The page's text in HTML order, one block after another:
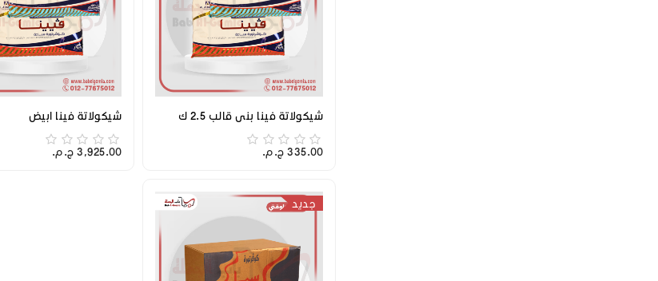
شيكولاتة فينا بني قالب 2.5 ك
335.00 ج.م.‏
شيكولاتة فينا ابيض
3,925.00 ج.م.‏
جديد